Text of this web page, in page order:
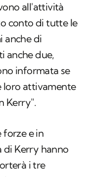
all'attività
conto di tutte le
anche di
anche due,
informata se
loro attivamente
Kerry".
forze e in
di Kerry hanno
i tre